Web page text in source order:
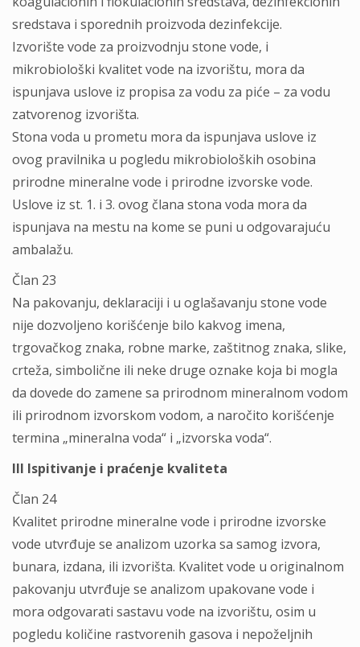
sredstava i sporednih proizvoda dezinfekcije.
Izvorište vode za proizvodnju stone vode, i
mikrobiološki kvalitet vode na izvorištu, mora da
ispunjava uslove iz propisa za vodu za piće – za vodu
zatvorenog izvorišta.
Stona voda u prometu mora da ispunjava uslove iz
ovog pravilnika u pogledu mikrobioloških osobina
prirodne mineralne vode i prirodne izvorske vode.
Uslove iz st. 1. i 3. ovog člana stona voda mora da
ispunjava na mestu na kome se puni u odgovarajuću
ambalažu.
Član 23
Na pakovanju, deklaraciji i u oglašavanju stone vode
nije dozvoljeno korišćenje bilo kakvog imena,
trgovačkog znaka, robne marke, zaštitnog znaka, slike,
crteža, simbolične ili neke druge oznake koja bi mogla
da dovede do zamene sa prirodnom mineralnom vodom
ili prirodnom izvorskom vodom, a naročito korišćenje
termina „mineralna voda“ i „izvorska voda“.
III Ispitivanje i praćenje kvaliteta
Član 24
Kvalitet prirodne mineralne vode i prirodne izvorske
vode utvrđuje se analizom uzorka sa samog izvora,
bunara, izdana, ili izvorišta. Kvalitet vode u originalnom
pakovanju utvrđuje se analizom upakovane vode i
mora odgovarati sastavu vode na izvorištu, osim u
pogledu količine rastvorenih gasova i nepoželjnih